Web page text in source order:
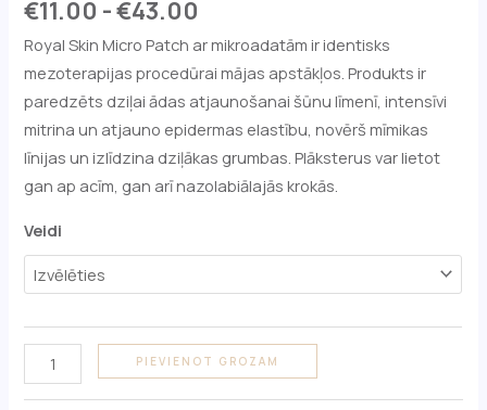
€11.00 -€43.00
Royal Skin Micro Patch ar mikroadatām ir identisks
mezoterapijas procedūrai mājas apstākļos. Produkts ir
paredzēts dziļai ādas atjaunošanai šūnu līmenī, intensīvi
mitrina un atjauno epidermas elastību, novērš mīmikas
līnijas un izlīdzina dziļākas grumbas. Plāksterus var lietot
gan ap acīm, gan arī nazolabiālajās krokās.
Veidi
PIEVIENOT GROZAM